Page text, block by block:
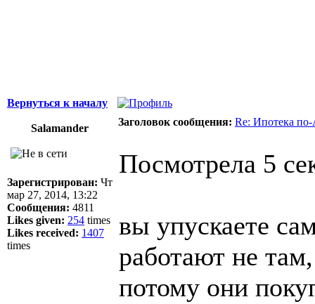
Вернуться к началу
Salamander
Заголовок сообщения: Re: Ипотека
Зарегистрирован: Чт
мар 27, 2014, 13:22
Сообщения: 4811
Likes given: 254 times
Likes received: 1407
times
Посмотрела 5
вы упускаете
работают не
потому они